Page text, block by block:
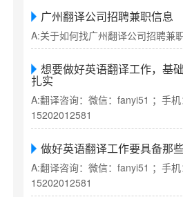
广州翻译公司招聘兼职信息
A:关于如何找广州翻译公司招聘兼
想要做好英语翻译工作，基
扎实
A:翻译咨询：微信：fanyi51 ；手机
15202012581
做好英语翻译工作要具备那
A:翻译咨询：微信：fanyi51 ；手机
15202012581